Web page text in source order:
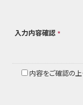
入力内容確認 *
内容をご確認の上